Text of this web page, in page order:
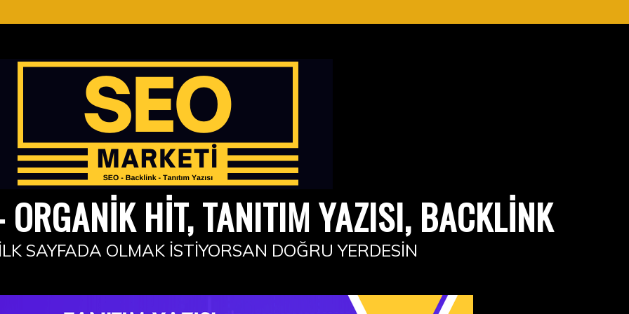
ORGANIK HIT, TANITIM YAZISI, BACKLINK
SAYFADA OLMAK İSTIYORSAN DOĞRU YERDESIN